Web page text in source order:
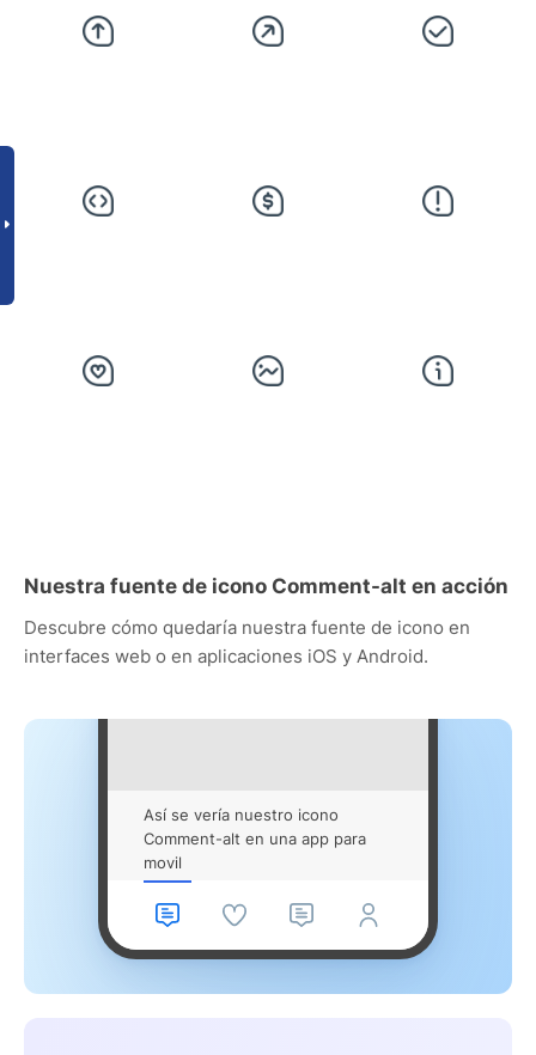
Nuestra fuente de icono Comment-alt en acción
Descubre cómo quedaría nuestra fuente de icono en
interfaces web o en aplicaciones iOS y Android.
Así se vería nuestro icono
Comment-alt en una app para
movil